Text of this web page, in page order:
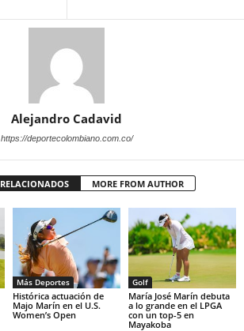
Alejandro Cadavid
https://deportecolombiano.com.co/
MORE FROM AUTHOR
Más Deportes
Histórica actuación de
Majo Marín en el U.S.
Women’s Open
Golf
María José Marín debuta
a lo grande en el LPGA
con un top-5 en
Mayakoba